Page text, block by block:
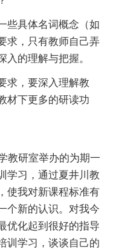
些具体名词概念（如
求，只有教师自己弄
入的理解与把握。
求，要深入理解教
材下更多的研读功
教研室举办的为期一
学习，通过夏井川教
使我对新课程标准有
个新的认识。对我今
优化起到很好的指导
训学习，谈谈自己的